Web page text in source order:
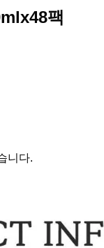
팩
니다.